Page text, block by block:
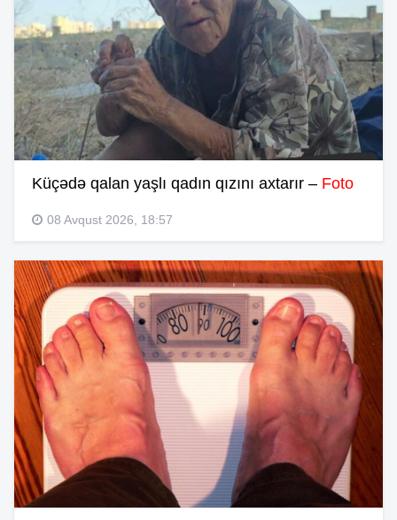
Küçədə qalan yaşlı qadın qızını axtarır – Foto
08 Avqust 2026, 18:57